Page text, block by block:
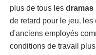
plus de tous les dramas
de retard pour le jeu,
d'anciens employés
conditions de travail